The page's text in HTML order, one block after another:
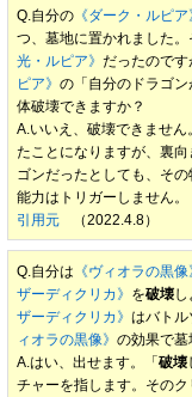
Q.自分の 《ダーク・ルピ
つ、墓地に置かれました
光・ルピア》だったので
ピア》の「自分のドラゴ
体破壊できますか？
A.いいえ、破壊できませ
たことになりますが、裏
ゴンだったとしても、その
能力はトリガーしません。
引用元
（2022.4.8）
Q.自分は 《ヴィオラの黒像
ザーディクリカ》 を破壊
ザーディクリカ》はバト
ィオラの黒像》の効果で墓
A.はい、出せます。「破壊
チャーを指します。その